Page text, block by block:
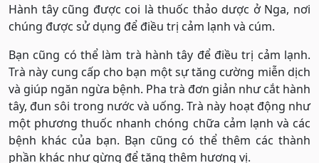
Hành tây cũng được coi là thuốc thảo dược ở Nga, nơi
chúng được sử dụng để điều trị cảm lạnh và cúm.
Bạn cũng có thể làm trà hành tây để điều trị cảm lạnh.
Trà này cung cấp cho bạn một sự tăng cường miễn dịch
và giúp ngăn ngừa bệnh. Pha trà đơn giản như cắt hành
tây, đun sôi trong nước và uống. Trà này hoạt động như
một phương thuốc nhanh chóng chữa cảm lạnh và các
bệnh khác của bạn. Bạn cũng có thể thêm các thành
phần khác như gừng để tăng thêm hương vị.